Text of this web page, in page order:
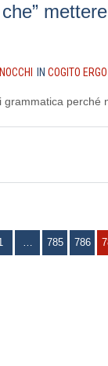
IN COGITO
grammatica perché
… 785 786